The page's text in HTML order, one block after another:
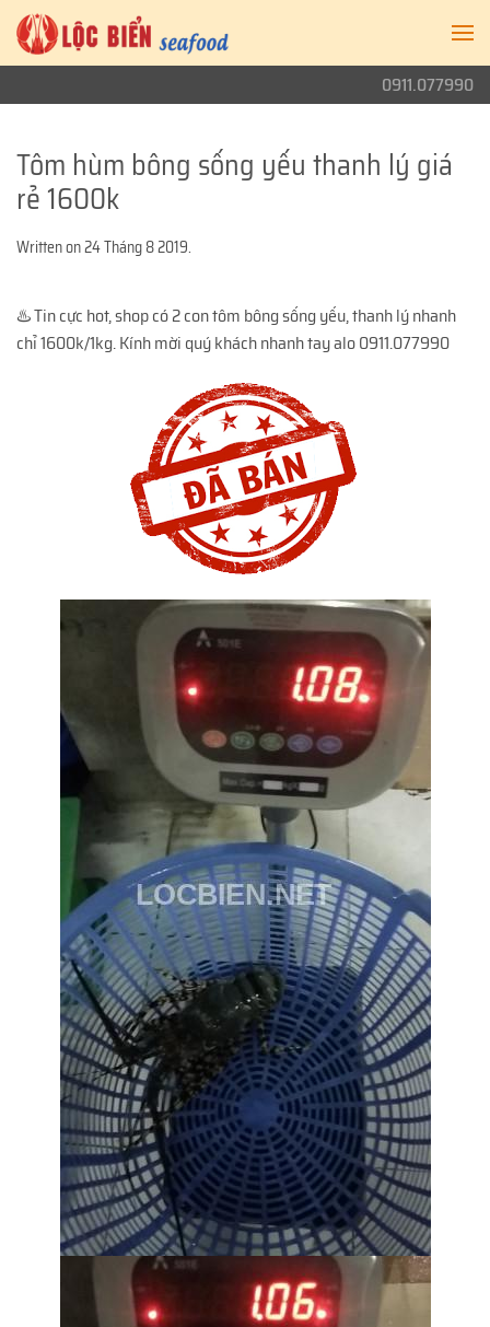
0911.077990
Tôm hùm bông sống yếu thanh lý giá
rẻ 1600k
Written on24 Tháng 8 2019.
♨️ Tin cực hot, shop có 2 con tôm bông sống yếu, thanh lý nhanh
chỉ 1600k/1kg. Kính mời quý khách nhanh tay alo 0911.077990